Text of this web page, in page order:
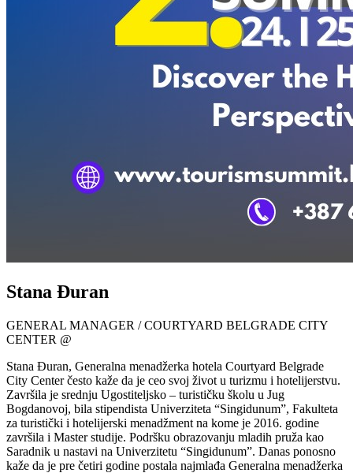
Stana Đuran
GENERAL MANAGER / COURTYARD BELGRADE CITY
CENTER @
Stana Đuran, Generalna menadžerka hotela Courtyard Belgrade
City Center često kaže da je ceo svoj život u turizmu i hotelijerstvu.
Završila je srednju Ugostiteljsko – turističku školu u Jug
Bogdanovoj, bila stipendista Univerziteta “Singidunum”, Fakulteta
za turistički i hotelijerski menadžment na kome je 2016. godine
završila i Master studije. Podršku obrazovanju mladih pruža kao
Saradnik u nastavi na Univerzitetu “Singidunum”. Danas ponosno
kaže da je pre četiri godine postala najmlađa Generalna menadžerka